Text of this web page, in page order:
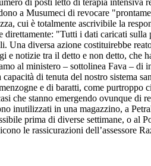
a Musumeci di revocare
cui è totalmente ascrivibile la
"Tutti i dati caricati sulla
diversa azione costituirebbe
e notizie tra il detto e non detto, che
al ministero – sottolinea Fava – di
di tenuta del nostro sistema
e di baratti, come purtroppo
che stanno emergendo ovunque di
inutilizzati in una magazzino, a
prima di diverse settimane, o al
le rassicurazioni dell’assessore